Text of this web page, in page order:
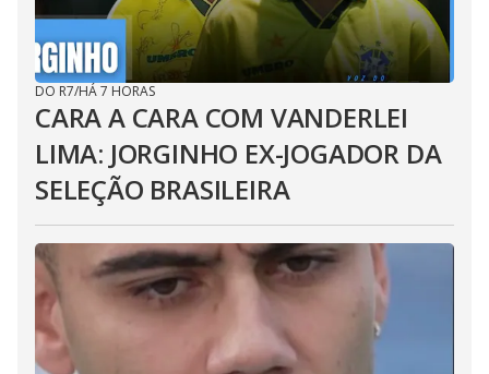
DO R7/HÁ 7 HORAS
CARA A CARA COM VANDERLEI
LIMA: JORGINHO EX-JOGADOR DA
SELEÇÃO BRASILEIRA